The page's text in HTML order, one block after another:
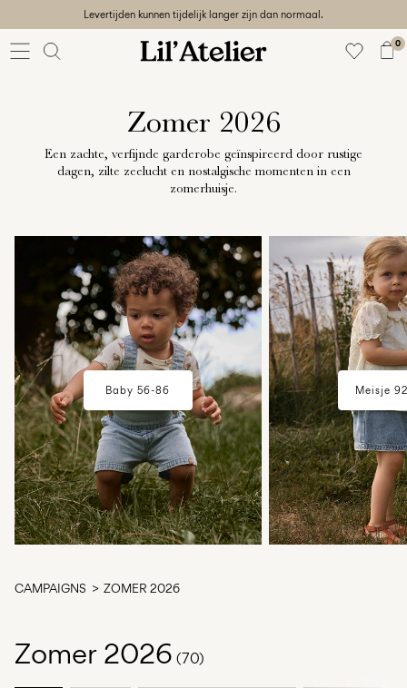
Levertijden kunnen tijdelijk langer zijn dan normaal.
0
Baby
Unisex
Sign
in
Any
questions?
About
Us
Nederland
Zomer 2026
Een zachte, verfijnde garderobe geïnspireerd door rustige
dagen, zilte zeelucht en nostalgische momenten in een
zomerhuisje.
Baby 56-86
w18-plp-catbanner-la-lilatelier-
baby-campaign-summerhouse-
edit-region1
Meisje
w18-plp-
mini-girl-
summerhouse-
CAMPAIGNS ZOMER 2026
Zomer 2026 (70)